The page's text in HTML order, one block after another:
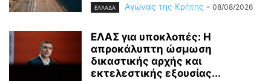
ΕΛΛΑΔΑ Αγώνας της Κρήτης - 08/08/2026
ΕΛΑΣ για υποκλοπές: H
απροκάλυπτη ώσμωση
δικαστικής αρχής και
εκτελεστικής εξουσίας...